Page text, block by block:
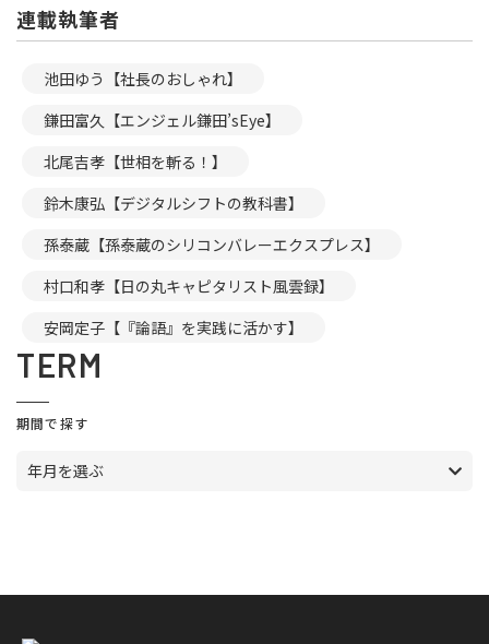
連載執筆者
池田ゆう【社長のおしゃれ】
鎌田富久【エンジェル鎌田’sEye】
北尾吉孝【世相を斬る！】
鈴木康弘【デジタルシフトの教科書】
孫泰蔵【孫泰蔵のシリコンバレーエクスプレス】
村口和孝【日の丸キャピタリスト風雲録】
安岡定子【『論語』を実践に活かす】
TERM
期間で探す
年月を選ぶ